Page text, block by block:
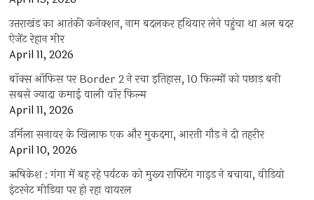
उत्तराखंड का आतंकी कनेक्शन, नाम बदलकर हथियार लेने पहुंचा था अल बदर
ऐजेंट रेहान मीर
April 11, 2026
बॉक्स ऑफिस पर Border 2 ने रचा इतिहास, 10 फिल्मों को पछाड़ बनी
सबसे ज्यादा कमाई वाली वॉर फिल्म
April 11, 2026
उर्मिला सनावर के खिलाफ एक और मुकदमा, आरती गौड़ ने दी तहरीर
April 10, 2026
ऋषिकेश : गंगा में बह रहे पर्यटक को मुख्य राफ्टिंग गाइड ने बचाया, वीडियो
इंटरनेट मीडिया पर हो रहा वायरल